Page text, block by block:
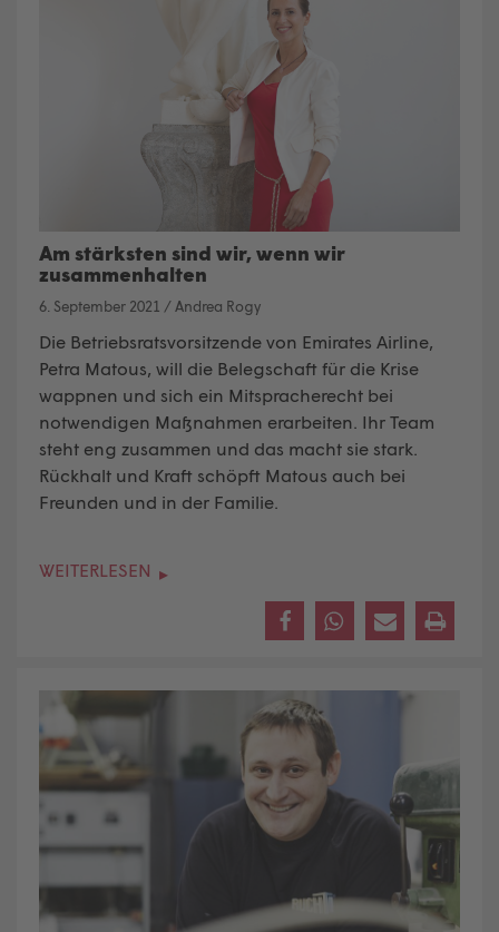
Am stärksten sind wir, wenn wir
zusammenhalten
6. September 2021 / Andrea Rogy
Die Betriebsratsvorsitzende von Emirates Airline,
Petra Matous, will die Belegschaft für die Krise
wappnen und sich ein Mitspracherecht bei
notwendigen Maßnahmen erarbeiten. Ihr Team
steht eng zusammen und das macht sie stark.
Rückhalt und Kraft schöpft Matous auch bei
Freunden und in der Familie.
WEITERLESEN